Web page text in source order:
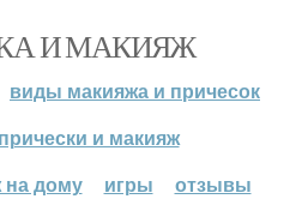
И МАКИЯЖ
виды макияжа и причесок
и макияж
на дому
игры отзывы